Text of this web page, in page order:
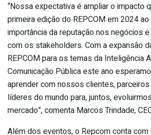
“Nossa expectativa é ampliar o impacto
primeira edição do REPCOM em 2024
importância da reputação nos negócios
com os stakeholders. Com a expansão
REPCOM para os temas da Inteligência
Comunicação Pública este ano
aprender com nossos clientes,
líderes do mundo para, juntos,
mercado”, comenta Marcos Trindade,
Além dos eventos, o Repcom conta